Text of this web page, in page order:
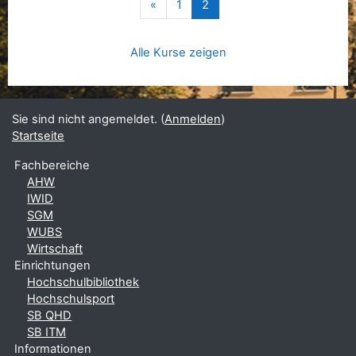
«Vorherige Seite
1 2(aktuell)
Alle Kurse zeigen
Sie sind nicht angemeldet. (Anmelden)
Startseite
Fachbereiche
AHW
IWID
SGM
WUBS
Wirtschaft
Einrichtungen
Hochschulbibliothek
Hochschulsport
SB QHD
SB ITM
Informationen